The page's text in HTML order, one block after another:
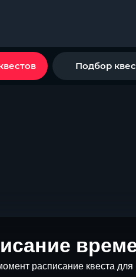
Подбор
расписание квеста